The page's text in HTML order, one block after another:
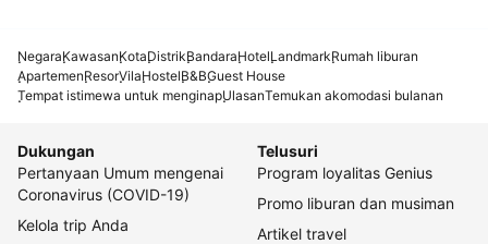
NegaraKawasanKotaDistrikBandaraHotelLandmarkRumah liburan
ApartemenResorVilaHostelB&BGuest House
Tempat istimewa untuk menginapUlasanTemukan akomodasi bulanan
Dukungan
Pertanyaan Umum mengenai
Coronavirus (COVID-19)
Kelola trip Anda
Telusuri
Program loyalitas Genius
Promo liburan dan musiman
Artikel travel